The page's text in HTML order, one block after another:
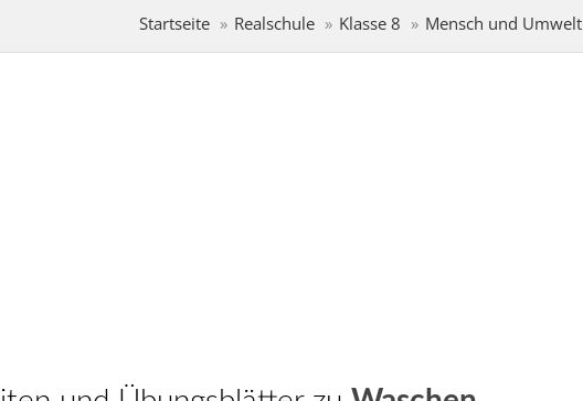
Startseite Realschule Klasse 8 Mensch und Umwelt